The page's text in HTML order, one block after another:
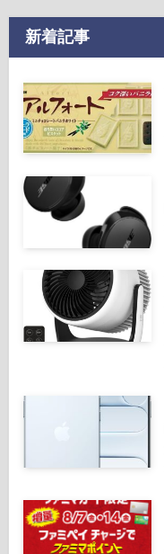
新着記事